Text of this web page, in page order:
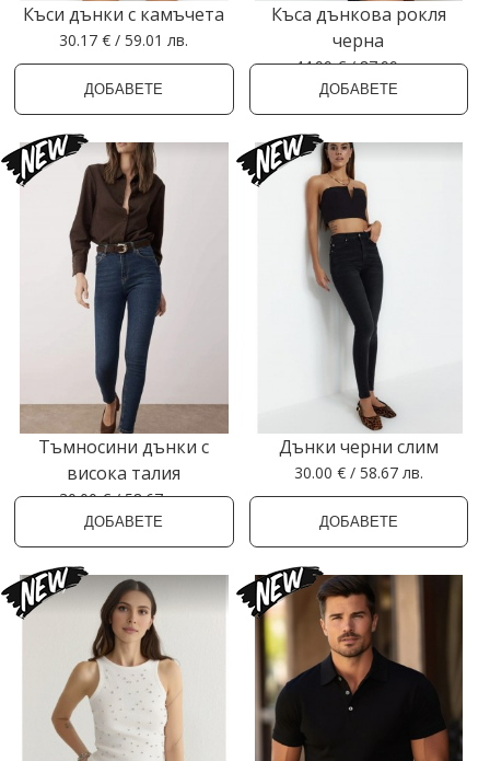
Къси дънки с камъчета
30.17 € / 59.01 лв.
ДОБАВЕТЕ
Къса дънкова рокля
черна
44.99 € / 87.99 лв.
ДОБАВЕТЕ
Тъмносини дънки с
висока талия
30.00 € / 58.67 лв.
ДОБАВЕТЕ
Дънки черни слим
30.00 € / 58.67 лв.
ДОБАВЕТЕ